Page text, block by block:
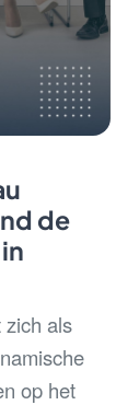
de
als
op het